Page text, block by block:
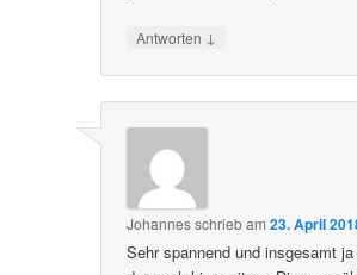
Antworten ↓
Johannesschriebam23. April
Sehr spannend und insgesamt